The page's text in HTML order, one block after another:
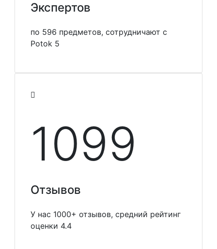
Экспертов
по 596 предметов, сотрудничают с
Potok 5
1099
Отзывов
У нас 1000+ отзывов, средний рейтинг
оценки 4.4